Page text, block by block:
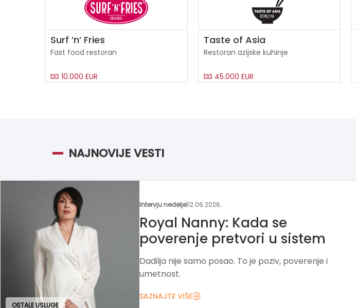
Surf ’n’ Fries
Fast food restoran
10.000 EUR
Taste of Asia
Restoran azijske kuhinje
45.000 EUR
NAJNOVIJE VESTI
EDUKATIVNE USLUGE
Hobotnica – mesto gde deca
uče kreativno
Školica Hobotnica kroz igru, kreativnost i praktičan
rad razvija radoznalost, samopouzdanje i ljubav
prema učenju.